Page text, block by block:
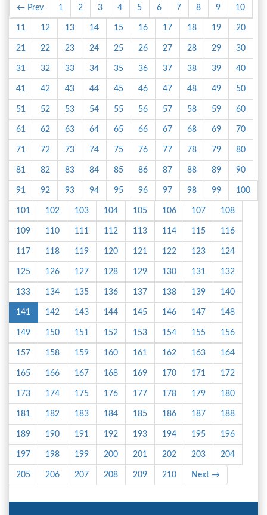
← Prev 1 2 3 4 5 6 7 8 9 10
11 12 13 14 15 16 17 18 19 20
21 22 23 24 25 26 27 28 29 30
31 32 33 34 35 36 37 38 39 40
41 42 43 44 45 46 47 48 49 50
51 52 53 54 55 56 57 58 59 60
61 62 63 64 65 66 67 68 69 70
71 72 73 74 75 76 77 78 79 80
81 82 83 84 85 86 87 88 89 90
91 92 93 94 95 96 97 98 99 100
101 102 103 104 105 106 107 108
109 110 111 112 113 114 115 116
117 118 119 120 121 122 123 124
125 126 127 128 129 130 131 132
133 134 135 136 137 138 139 140
141 142 143 144 145 146 147 148
149 150 151 152 153 154 155 156
157 158 159 160 161 162 163 164
165 166 167 168 169 170 171 172
173 174 175 176 177 178 179 180
181 182 183 184 185 186 187 188
189 190 191 192 193 194 195 196
197 198 199 200 201 202 203 204
205 206 207 208 209 210 Next →